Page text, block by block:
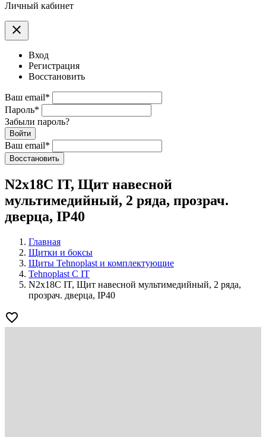
Личный кабинет
clear
Вход
Регистрация
Восстановить
Ваш email*
Пароль*
Забыли пароль?
Войти
Ваш email*
Воcстановить
N2x18C IT, Щит навесной
мультимедийный, 2 ряда, прозрач.
дверца, IP40
Главная
Щитки и боксы
Щиты Tehnoplast и комплектующие
Tehnoplast C IT
N2x18C IT, Щит навесной мультимедийный, 2 ряда,
прозрач. дверца, IP40
favorite_border